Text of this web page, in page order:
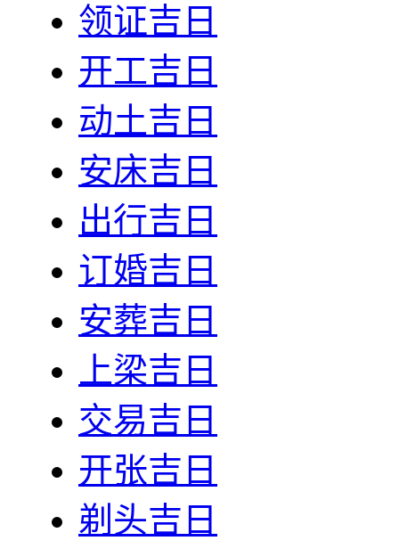
领证吉日
开工吉日
动土吉日
安床吉日
出行吉日
订婚吉日
安葬吉日
上梁吉日
交易吉日
开张吉日
剃头吉日